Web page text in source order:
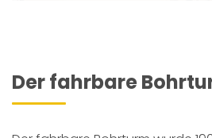
Der fahrbare